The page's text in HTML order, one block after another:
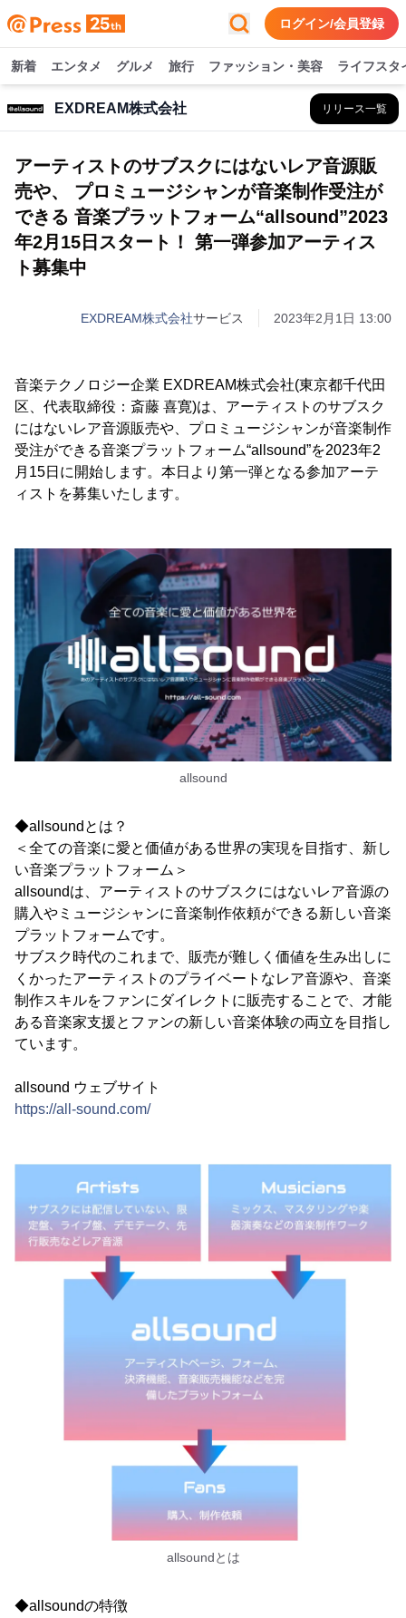
ログイン/会員登録
新着 エンタメ グルメ 旅行 ファッション・美容 ライフスタ
EXDREAM株式会社 リリース一覧
アーティストのサブスクにはないレア音源販
売や、 プロミュージシャンが音楽制作受注が
できる 音楽プラットフォーム“allsound”2023
年2月15日スタート！ 第一弾参加アーティス
ト募集中
EXDREAM株式会社サービス 2023年2月1日 13:00
音楽テクノロジー企業 EXDREAM株式会社(東京都千代田
区、代表取締役：斎藤 喜寛)は、アーティストのサブスク
にはないレア音源販売や、プロミュージシャンが音楽制作
受注ができる音楽プラットフォーム“allsound”を2023年2
月15日に開始します。本日より第一弾となる参加アーテ
ィストを募集いたします。
allsound
◆allsoundとは？
＜全ての音楽に愛と価値がある世界の実現を目指す、新し
い音楽プラットフォーム＞
allsoundは、アーティストのサブスクにはないレア音源の
購入やミュージシャンに音楽制作依頼ができる新しい音楽
プラットフォームです。
サブスク時代のこれまで、販売が難しく価値を生み出しに
くかったアーティストのプライベートなレア音源や、音楽
制作スキルをファンにダイレクトに販売することで、才能
ある音楽家支援とファンの新しい音楽体験の両立を目指し
ています。
allsound ウェブサイト
https://all-sound.com/
allsoundとは
◆allsoundの特徴